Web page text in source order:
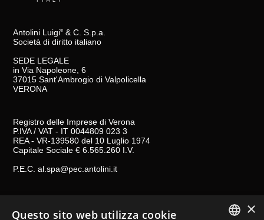
Antolini Luigi® & C. S.p.a.
Società di diritto italiano
SEDE LEGALE
in Via Napoleone, 6
37015 Sant'Ambrogio di Valpolicella
VERONA
Registro delle Imprese di Verona
P.IVA / VAT - IT 0044809 023 3
REA - VR-139580 del 10 Luglio 1974
Capitale Sociale € 6.565.260 I.V.
P.E.C.al.spa@pec.antolini.it
×
Questo sito web utilizza cookie